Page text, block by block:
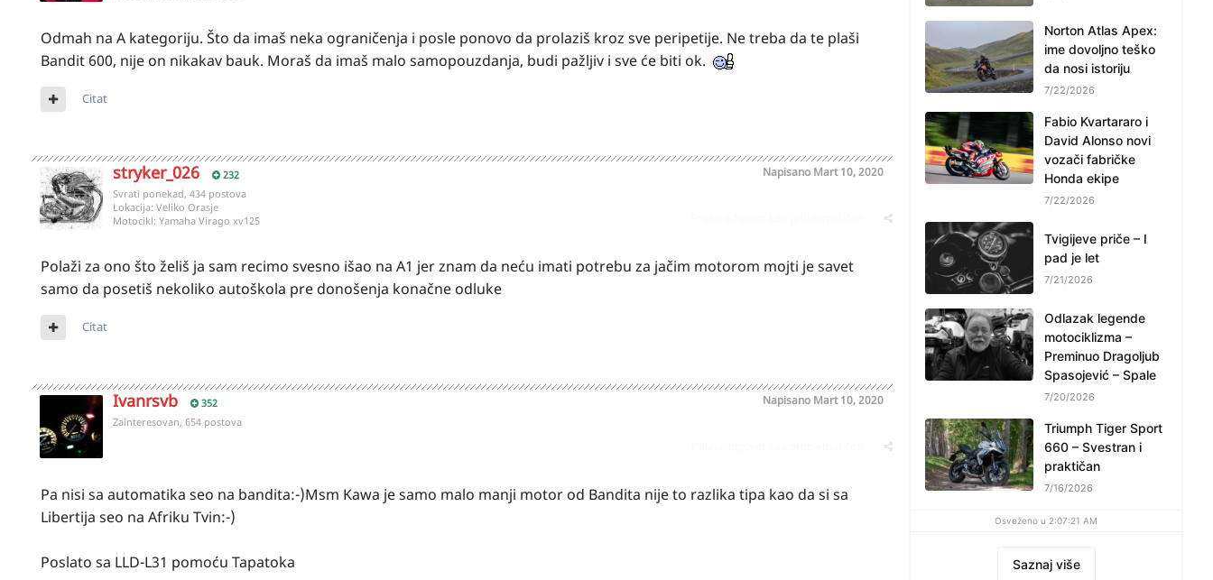
Odmah na A kategoriju. Što da imaš neka ograničenja i posle ponovo da prolaziš kroz sve peripetije. Ne treba da te plaši
Bandit 600, nije on nikakav bauk. Moraš da imaš malo samopouzdanja, budi pažljiv i sve će biti ok.
Citat
stryker_026 232 Napisano Mart 10, 2020
Svrati ponekad, 434 postova
Lokacija: Veliko Orasje
Motocikl: Yamaha Virago xv125
Polaži za ono što želiš ja sam recimo svesno išao na A1 jer znam da neću imati potrebu za jačim motorom mojti je savet
samo da posetiš nekoliko autoškola pre donošenja konačne odluke
Citat
Ivanrsvb 352 Napisano Mart 10, 2020
Zainteresovan, 654 postova
Pa nisi sa automatika seo na bandita:-)Msm Kawa je samo malo manji motor od Bandita nije to razlika tipa kao da si sa
Libertija seo na Afriku Tvin:-)
Poslato sa LLD-L31 pomoću Tapatoka
Norton Atlas Apex:
ime dovoljno teško
da nosi istoriju
7/22/2026
Fabio Kvartararo i
David Alonso novi
vozači fabričke
Honda ekipe
7/22/2026
Tvigijeve priče – I
pad je let
7/21/2026
Odlazak legende
motociklizma –
Preminuo Dragoljub
Spasojević – Spale
7/20/2026
Triumph Tiger Sport
660 – Svestran i
praktičan
7/16/2026
Osveženo u 2:07:21 AM
Saznaj više